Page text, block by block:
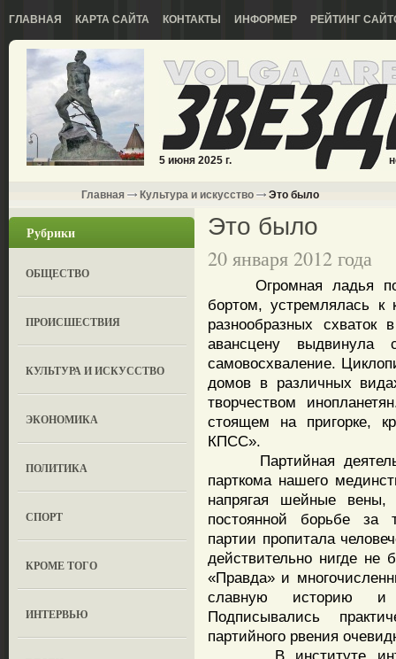
ГЛАВНАЯ КАРТА САЙТА КОНТАКТЫ ИНФОРМЕР РЕЙТИНГ
5 июня 2025 г.
Главная Культура и искусство Это было
Рубрики
ОБЩЕСТВО
ПРОИСШЕСТВИЯ
КУЛЬТУРА И ИСКУССТВО
ЭКОНОМИКА
ПОЛИТИКА
СПОРТ
КРОМЕ ТОГО
ИНТЕРВЬЮ
Это было
20 января 2012 года
Огромная ладья
бортом, устремлялась
разнообразных
авансцену выдвинула
самовосхваление.
домов в различных
творчеством
стоящем на пригорке,
КПСС».
Партийная
парткома нашего
напрягая шейные
постоянной борьбе за
партии пропитала
действительно нигде не
«Правда» и
славную историю и
Подписывались
партийного рвения
В институте